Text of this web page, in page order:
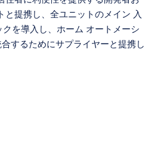
と提携し、全ユニットのメイン 入
を導入し、ホーム オートメーシ
するためにサプライヤーと提携し